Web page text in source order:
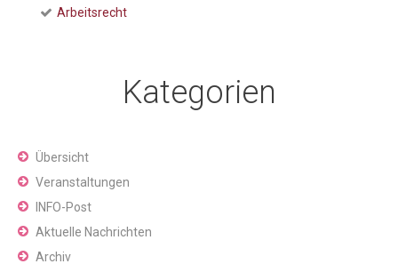
Arbeitsrecht
Kategorien
Übersicht
Veranstaltungen
INFO-Post
Aktuelle Nachrichten
Archiv